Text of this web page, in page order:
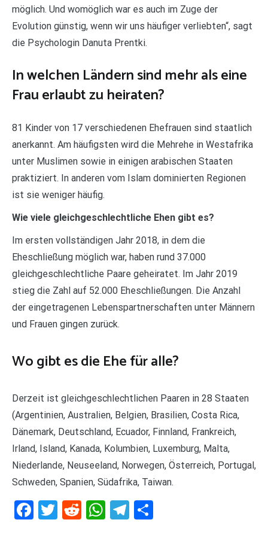
möglich. Und womöglich war es auch im Zuge der
Evolution günstig, wenn wir uns häufiger verliebten“, sagt
die Psychologin Danuta Prentki.
In welchen Ländern sind mehr als eine
Frau erlaubt zu heiraten?
81 Kinder von 17 verschiedenen Ehefrauen sind staatlich
anerkannt. Am häufigsten wird die Mehrehe in Westafrika
unter Muslimen sowie in einigen arabischen Staaten
praktiziert. In anderen vom Islam dominierten Regionen
ist sie weniger häufig.
Wie viele gleichgeschlechtliche Ehen gibt es?
Im ersten vollständigen Jahr 2018, in dem die
Eheschließung möglich war, haben rund 37.000
gleichgeschlechtliche Paare geheiratet. Im Jahr 2019
stieg die Zahl auf 52.000 Eheschließungen. Die Anzahl
der eingetragenen Lebenspartnerschaften unter Männern
und Frauen gingen zurück.
Wo gibt es die Ehe für alle?
Derzeit ist gleichgeschlechtlichen Paaren in 28 Staaten
(Argentinien, Australien, Belgien, Brasilien, Costa Rica,
Dänemark, Deutschland, Ecuador, Finnland, Frankreich,
Irland, Island, Kanada, Kolumbien, Luxemburg, Malta,
Niederlande, Neuseeland, Norwegen, Österreich, Portugal,
Schweden, Spanien, Südafrika, Taiwan.
Facebook
Twitter
RedditWhatsApp
Telegram